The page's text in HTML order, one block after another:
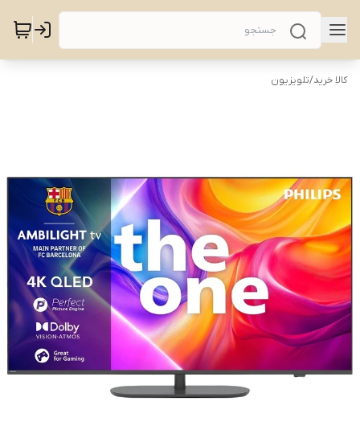
کالا خرید/تلویزیون